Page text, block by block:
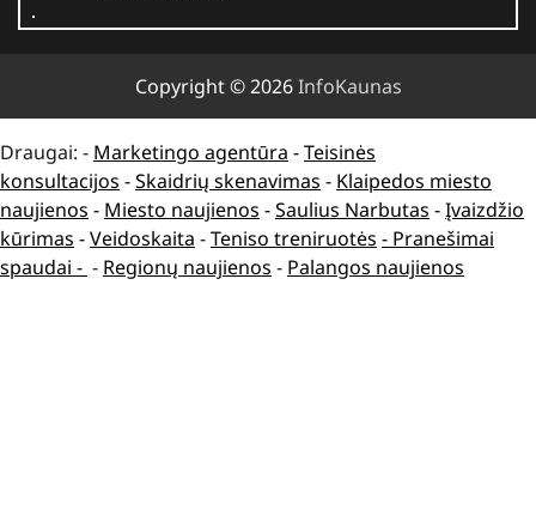
Copyright © 2026InfoKaunas
Draugai: - Marketingo agentūra -Teisinės
konsultacijos -Skaidrių skenavimas - Klaipedos miesto
naujienos - Miesto naujienos -Saulius Narbutas -Įvaizdžio
kūrimas -Veidoskaita -Teniso treniruotės - Pranešimai
spaudai - - Regionų naujienos - Palangos naujienos